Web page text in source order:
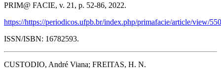
PRIM@ FACIE, v. 21, p. 52-86, 2022.
https://https://periodicos.ufpb.br/index.php/primafacie/article/view/
ISSN/ISBN: 16782593.
CUSTODIO, André Viana; FREITAS, H. N.